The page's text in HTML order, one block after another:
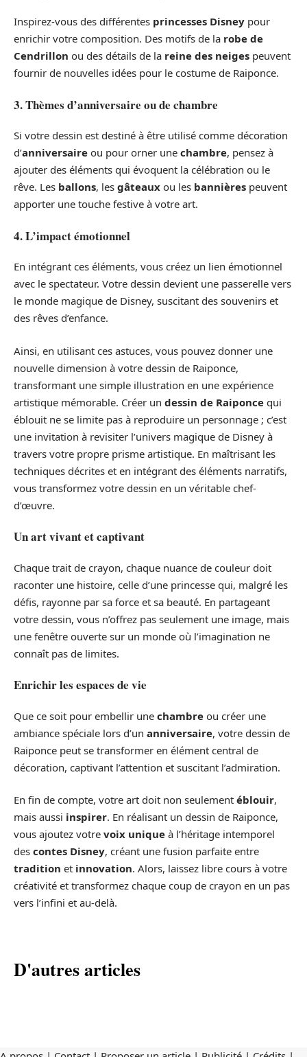
Inspirez-vous des différentes princesses Disney pour
enrichir votre composition. Des motifs de la robe de
Cendrillon ou des détails de la reine des neiges peuvent
fournir de nouvelles idées pour le costume de Raiponce.
3. Thèmes d’anniversaire ou de chambre
Si votre dessin est destiné à être utilisé comme décoration
d’anniversaire ou pour orner une chambre, pensez à
ajouter des éléments qui évoquent la célébration ou le
rêve. Les ballons, les gâteaux ou les bannières peuvent
apporter une touche festive à votre art.
4. L’impact émotionnel
En intégrant ces éléments, vous créez un lien émotionnel
avec le spectateur. Votre dessin devient une passerelle vers
le monde magique de Disney, suscitant des souvenirs et
des rêves d’enfance.
Ainsi, en utilisant ces astuces, vous pouvez donner une
nouvelle dimension à votre dessin de Raiponce,
transformant une simple illustration en une expérience
artistique mémorable. Créer un dessin de Raiponce qui
éblouit ne se limite pas à reproduire un personnage ; c’est
une invitation à revisiter l’univers magique de Disney à
travers votre propre prisme artistique. En maîtrisant les
techniques décrites et en intégrant des éléments narratifs,
vous transformez votre dessin en un véritable chef-
d’œuvre.
Un art vivant et captivant
Chaque trait de crayon, chaque nuance de couleur doit
raconter une histoire, celle d’une princesse qui, malgré les
défis, rayonne par sa force et sa beauté. En partageant
votre dessin, vous n’offrez pas seulement une image, mais
une fenêtre ouverte sur un monde où l’imagination ne
connaît pas de limites.
Enrichir les espaces de vie
Que ce soit pour embellir une chambre ou créer une
ambiance spéciale lors d’un anniversaire, votre dessin de
Raiponce peut se transformer en élément central de
décoration, captivant l’attention et suscitant l’admiration.
En fin de compte, votre art doit non seulement éblouir,
mais aussi inspirer. En réalisant un dessin de Raiponce,
vous ajoutez votre voix unique à l’héritage intemporel
des contes Disney, créant une fusion parfaite entre
tradition et innovation. Alors, laissez libre cours à votre
créativité et transformez chaque coup de crayon en un pas
vers l’infini et au-delà.
D'autres articles